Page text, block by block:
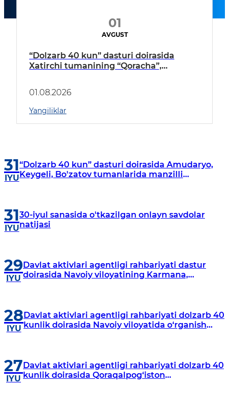
01
AVGUST
“Dolzarb 40 kun” dasturi doirasida
Xatirchi tumanining “Qoracha”,
borildi
01.08.2026
Yangiliklar
31
IYU
“Dolzarb 40 kun” dasturi doirasida Amudaryo,
Keygeli, Bo'zatov tumanlarida manzilli
31
IYU
30-iyul sanasida o'tkazilgan onlayn savdolar
natijasi
29
IYU
Davlat aktivlari agentligi rahbariyati dastur
doirasida Navoiy viloyatining Karmana,
28
IYU
Davlat aktivlari agentligi rahbariyati dolzarb 40
kunlik doirasida Navoiy viloyatida o‘rganish
27
IYU
Davlat aktivlari agentligi rahbariyati dolzarb 40
kunlik doirasida Qoraqalpog‘iston